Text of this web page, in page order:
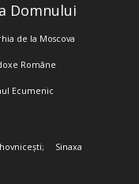
Domnului
de la Moscova
Române
Ecumenic
Sinaxa